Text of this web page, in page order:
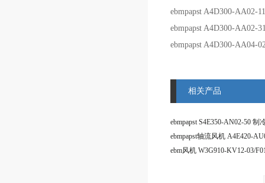
ebmpapst A4D300-AA02-11
ebmpapst A4D300-AA02-
ebmpapst A4D300-AA04-
相关产品
ebmpapst轴流风机 A4E420-